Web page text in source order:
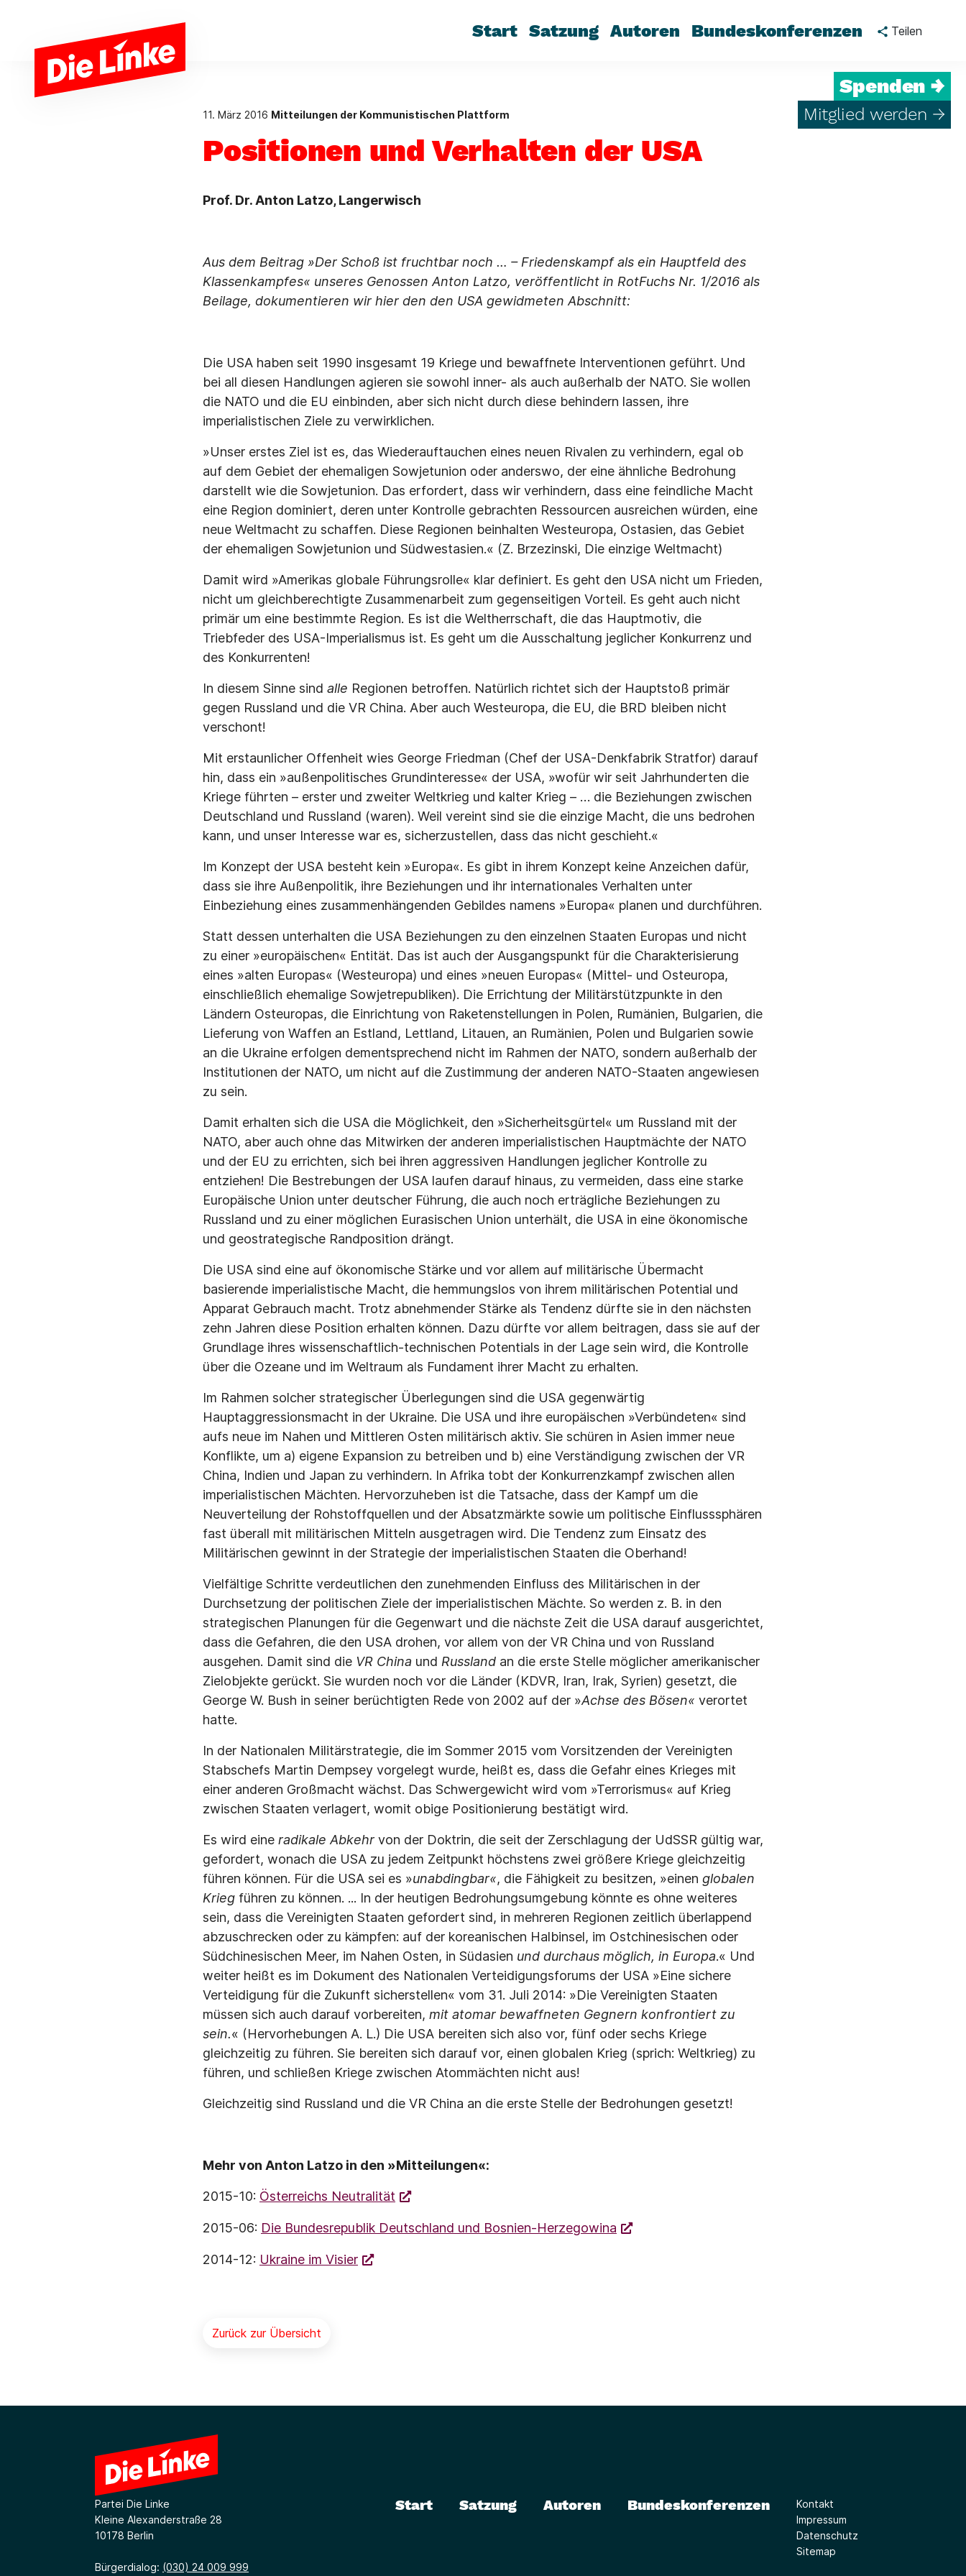
Start Satzung Autoren Bundeskonferenzen Teilen
Spenden →
Mitglied werden →
11. März 2016 Mitteilungen der Kommunistischen Plattform
Positionen und Verhalten der USA
Prof. Dr. Anton Latzo, Langerwisch
Aus dem Beitrag »Der Schoß ist fruchtbar noch … – Friedenskampf als ein Hauptfeld des
Klassenkampfes« unseres Genossen Anton Latzo, veröffentlicht in RotFuchs Nr. 1/2016 als
Beilage, dokumentieren wir hier den den USA gewidmeten Abschnitt:
Die USA haben seit 1990 insgesamt 19 Kriege und bewaffnete Interventionen geführt. Und
bei all diesen Handlungen agieren sie sowohl inner- als auch außerhalb der NATO. Sie wollen
die NATO und die EU einbinden, aber sich nicht durch diese behindern lassen, ihre
imperialistischen Ziele zu verwirklichen.
»Unser erstes Ziel ist es, das Wiederauftauchen eines neuen Rivalen zu verhindern, egal ob
auf dem Gebiet der ehemaligen Sowjetunion oder anderswo, der eine ähnliche Bedrohung
darstellt wie die Sowjetunion. Das erfordert, dass wir verhindern, dass eine feindliche Macht
eine Region dominiert, deren unter Kontrolle gebrachten Ressourcen ausreichen würden, eine
neue Weltmacht zu schaffen. Diese Regionen beinhalten Westeuropa, Ostasien, das Gebiet
der ehemaligen Sowjetunion und Südwestasien.« (Z. Brzezinski, Die einzige Weltmacht)
Damit wird »Amerikas globale Führungsrolle« klar definiert. Es geht den USA nicht um Frieden,
nicht um gleichberechtigte Zusammenarbeit zum gegenseitigen Vorteil. Es geht auch nicht
primär um eine bestimmte Region. Es ist die Weltherrschaft, die das Hauptmotiv, die
Triebfeder des USA-Imperialismus ist. Es geht um die Ausschaltung jeglicher Konkurrenz und
des Konkurrenten!
In diesem Sinne sind alle Regionen betroffen. Natürlich richtet sich der Hauptstoß primär
gegen Russland und die VR China. Aber auch Westeuropa, die EU, die BRD bleiben nicht
verschont!
Mit erstaunlicher Offenheit wies George Friedman (Chef der USA-Denkfabrik Stratfor) darauf
hin, dass ein »außenpolitisches Grundinteresse« der USA, »wofür wir seit Jahrhunderten die
Kriege führten – erster und zweiter Weltkrieg und kalter Krieg – … die Beziehungen zwischen
Deutschland und Russland (waren). Weil vereint sind sie die einzige Macht, die uns bedrohen
kann, und unser Interesse war es, sicherzustellen, dass das nicht geschieht.«
Im Konzept der USA besteht kein »Europa«. Es gibt in ihrem Konzept keine Anzeichen dafür,
dass sie ihre Außenpolitik, ihre Beziehungen und ihr internationales Verhalten unter
Einbeziehung eines zusammenhängenden Gebildes namens »Europa« planen und durchführen.
Statt dessen unterhalten die USA Beziehungen zu den einzelnen Staaten Europas und nicht
zu einer »europäischen« Entität. Das ist auch der Ausgangspunkt für die Charakterisierung
eines »alten Europas« (Westeuropa) und eines »neuen Europas« (Mittel- und Osteuropa,
einschließlich ehemalige Sowjetrepubliken). Die Errichtung der Militärstützpunkte in den
Ländern Osteuropas, die Einrichtung von Raketenstellungen in Polen, Rumänien, Bulgarien, die
Lieferung von Waffen an Estland, Lettland, Litauen, an Rumänien, Polen und Bulgarien sowie
an die Ukraine erfolgen dementsprechend nicht im Rahmen der NATO, sondern außerhalb der
Institutionen der NATO, um nicht auf die Zustimmung der anderen NATO-Staaten angewiesen
zu sein.
Damit erhalten sich die USA die Möglichkeit, den »Sicherheitsgürtel« um Russland mit der
NATO, aber auch ohne das Mitwirken der anderen imperialistischen Hauptmächte der NATO
und der EU zu errichten, sich bei ihren aggressiven Handlungen jeglicher Kontrolle zu
entziehen! Die Bestrebungen der USA laufen darauf hinaus, zu vermeiden, dass eine starke
Europäische Union unter deutscher Führung, die auch noch erträgliche Beziehungen zu
Russland und zu einer möglichen Eurasischen Union unterhält, die USA in eine ökonomische
und geostrategische Randposition drängt.
Die USA sind eine auf ökonomische Stärke und vor allem auf militärische Übermacht
basierende imperialistische Macht, die hemmungslos von ihrem militärischen Potential und
Apparat Gebrauch macht. Trotz abnehmender Stärke als Tendenz dürfte sie in den nächsten
zehn Jahren diese Position erhalten können. Dazu dürfte vor allem beitragen, dass sie auf der
Grundlage ihres wissenschaftlich-technischen Potentials in der Lage sein wird, die Kontrolle
über die Ozeane und im Weltraum als Fundament ihrer Macht zu erhalten.
Im Rahmen solcher strategischer Überlegungen sind die USA gegenwärtig
Hauptaggressionsmacht in der Ukraine. Die USA und ihre europäischen »Verbündeten« sind
aufs neue im Nahen und Mittleren Osten militärisch aktiv. Sie schüren in Asien immer neue
Konflikte, um a) eigene Expansion zu betreiben und b) eine Verständigung zwischen der VR
China, Indien und Japan zu verhindern. In Afrika tobt der Konkurrenzkampf zwischen allen
imperialistischen Mächten. Hervorzuheben ist die Tatsache, dass der Kampf um die
Neuverteilung der Rohstoffquellen und der Absatzmärkte sowie um politische Einflusssphären
fast überall mit militärischen Mitteln ausgetragen wird. Die Tendenz zum Einsatz des
Militärischen gewinnt in der Strategie der imperialistischen Staaten die Oberhand!
Vielfältige Schritte verdeutlichen den zunehmenden Einfluss des Militärischen in der
Durchsetzung der politischen Ziele der imperialistischen Mächte. So werden z. B. in den
strategischen Planungen für die Gegenwart und die nächste Zeit die USA darauf ausgerichtet,
dass die Gefahren, die den USA drohen, vor allem von der VR China und von Russland
ausgehen. Damit sind die VR China und Russland an die erste Stelle möglicher amerikanischer
Zielobjekte gerückt. Sie wurden noch vor die Länder (KDVR, Iran, Irak, Syrien) gesetzt, die
George W. Bush in seiner berüchtigten Rede von 2002 auf der »Achse des Bösen« verortet
hatte.
In der Nationalen Militärstrategie, die im Sommer 2015 vom Vorsitzenden der Vereinigten
Stabschefs Martin Dempsey vorgelegt wurde, heißt es, dass die Gefahr eines Krieges mit
einer anderen Großmacht wächst. Das Schwergewicht wird vom »Terrorismus« auf Krieg
zwischen Staaten verlagert, womit obige Positionierung bestätigt wird.
Es wird eine radikale Abkehr von der Doktrin, die seit der Zerschlagung der UdSSR gültig war,
gefordert, wonach die USA zu jedem Zeitpunkt höchstens zwei größere Kriege gleichzeitig
führen können. Für die USA sei es »unabdingbar«, die Fähigkeit zu besitzen, »einen globalen
Krieg führen zu können. ... In der heutigen Bedrohungsumgebung könnte es ohne weiteres
sein, dass die Vereinigten Staaten gefordert sind, in mehreren Regionen zeitlich überlappend
abzuschrecken oder zu kämpfen: auf der koreanischen Halbinsel, im Ostchinesischen oder
Südchinesischen Meer, im Nahen Osten, in Südasien und durchaus möglich, in Europa.« Und
weiter heißt es im Dokument des Nationalen Verteidigungsforums der USA »Eine sichere
Verteidigung für die Zukunft sicherstellen« vom 31. Juli 2014: »Die Vereinigten Staaten
müssen sich auch darauf vorbereiten, mit atomar bewaffneten Gegnern konfrontiert zu
sein.« (Hervorhebungen A. L.) Die USA bereiten sich also vor, fünf oder sechs Kriege
gleichzeitig zu führen. Sie bereiten sich darauf vor, einen globalen Krieg (sprich: Weltkrieg) zu
führen, und schließen Kriege zwischen Atommächten nicht aus!
Gleichzeitig sind Russland und die VR China an die erste Stelle der Bedrohungen gesetzt!
Mehr von Anton Latzo in den »Mitteilungen«:
2015-10: Österreichs Neutralität
2015-06: Die Bundesrepublik Deutschland und Bosnien-Herzegowina
2014-12: Ukraine im Visier
Zurück zur Übersicht
Partei Die Linke
Kleine Alexanderstraße 28
10178 Berlin
Bürgerdialog: (030) 24 009 999
Start Satzung Autoren Bundeskonferenzen
Kontakt
Impressum
Datenschutz
Sitemap